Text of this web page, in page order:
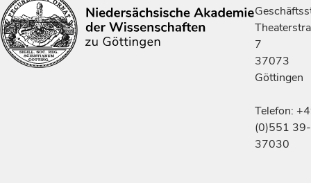
7
37073
Göttingen
Telefon:
(0)551 39-
37030